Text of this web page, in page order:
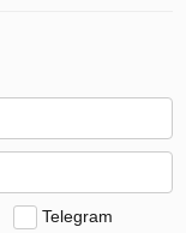
Telegram